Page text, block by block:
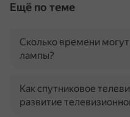
Ещё по теме
Сколько времени
лампы?
Как спутниковое
развитие